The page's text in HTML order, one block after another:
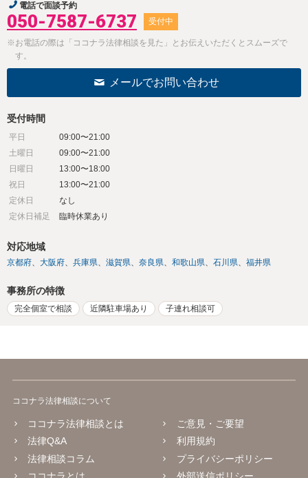
電話で面談予約
050-7587-6737 受付中
※お電話の際は「ココナラ法律相談を見た」とお伝えいただくとスムーズで
す。
メールでお問い合わせ
受付時間
平日
09:00〜21:00
土曜日
09:00〜21:00
日曜日
13:00〜18:00
祝日
13:00〜21:00
定休日
なし
定休日補足
臨時休業あり
対応地域
京都府 大阪府 兵庫県 滋賀県 奈良県 和歌山県 石川県 福井県
事務所の特徴
完全個室で相談 近隣駐車場あり 子連れ相談可
ココナラ法律相談について
ココナラ法律相談とは
法律Q&A
法律相談コラム
ご意見・ご要望
利用規約
プライバシーポリシー